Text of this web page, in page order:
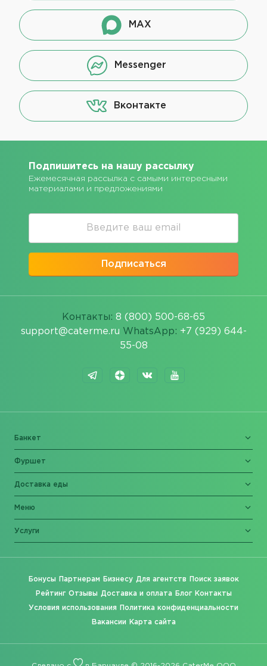
MAX
Messenger
Вконтакте
Подпишитесь на нашу рассылку
Ежемесячная рассылка с самыми интересными
материалами и предложениями
Подписаться
Контакты: 8 (800) 500-68-65
support@caterme.ru WhatsApp: +7 (929) 644-
55-08
Банкет
Фуршет
Доставка еды
Меню
Услуги
Бонусы Партнерам Бизнесу Для агентств Поиск заявок
Рейтинг Отзывы Доставка и оплата Блог Контакты
Условия использования Политика конфиденциальности
Вакансии Карта сайта